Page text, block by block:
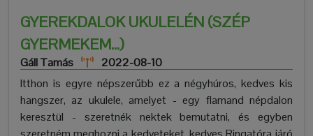
GYEREKDALOK UKULELÉN (SZÉP
GYERMEKEM...)
Gáll Tamás
2022-08-10
Itthon is egyre népszerűbb ez a négyhúros, kedves kis
hangszer, az ukulele, amelyet - egy flamand népdalon
keresztül - szeretnék nektek bemutatni, és egyben